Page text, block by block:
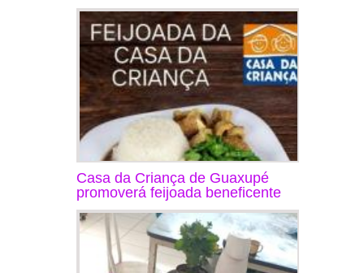
Casa da Criança de Guaxupé
promoverá feijoada beneficente